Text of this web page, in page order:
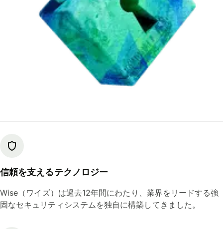
信頼を支えるテクノロジー
Wise（ワイズ）は過去12年間にわたり、業界をリードする強
固なセキュリティシステムを独自に構築してきました。